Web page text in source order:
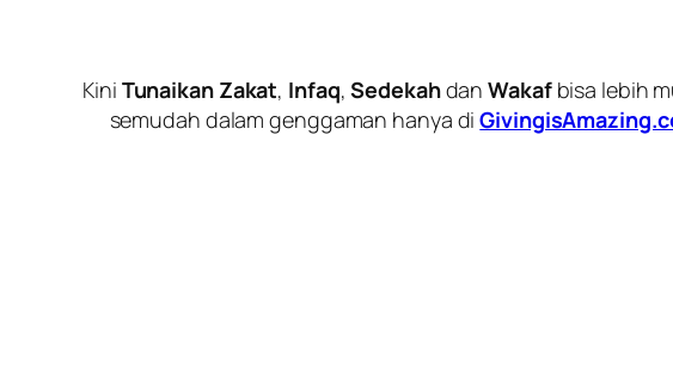
Kini Tunaikan Zakat, Infaq,SedekahdanWakafbisa lebih
semudah dalam genggaman hanya di